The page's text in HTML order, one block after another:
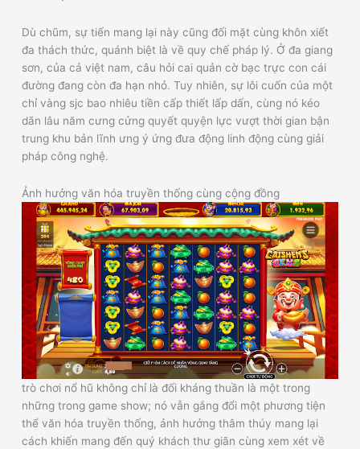
Dù chũm, sự tiến mang lại này cũng đối mặt cùng khôn xiết
đa thách thức, quánh biệt là về quy chế pháp lý. Ở đa giang
sơn, của cả việt nam, câu hỏi cai quản cờ bạc trực con cái
đường đang còn đa hạn nhỏ. Tuy nhiên, sự lôi cuốn của một
chỉ vàng sjc bao nhiêu tiền cấp thiết lấp dấn, cùng nó kéo
dãn lâu năm cưng cửng quyết quyện lực vượt thời gian bận
trung khu bản lĩnh ưng ý ứng đưa động linh động cùng giải
pháp công nghệ.
Ảnh hưởng văn hóa truyền thống cùng cộng đồng
trò chơi nổ hũ không chỉ là đối kháng thuần là một trong
những trong game show; nó vẫn gắng đổi một phương tiện
thể văn hóa truyền thống, ảnh hưởng thâm thúy mang lại
cách khiến mang đến quý khách thư giãn cùng xem xét về